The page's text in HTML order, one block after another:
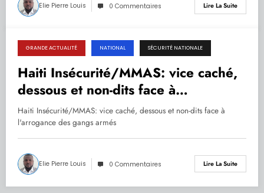
Elie Pierre Louis 0 Commentaires Lire La Suite
22.05.2024
GRANDE ACTUALITÉ NATIONAL SÉCURITÉ NATIONALE
Haiti Insécurité/MMAS: vice caché,
dessous et non-dits face à
l’arrogance des gangs armés
Haiti Insécurité/MMAS: vice caché, dessous et non-dits face à
l'arrogance des gangs armés
Elie Pierre Louis 0 Commentaires Lire La Suite